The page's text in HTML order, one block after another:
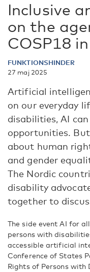
Inclusive
on the
COSP18
FUNKTIONSHINDER
27 maj 2025
Artificial
on our everyday
disabilities, AI
opportunities.
about human
and gender
The Nordic
disability
together to
The side event AI for
persons with
accessible artificial
Conference of States
Rights of Persons with